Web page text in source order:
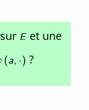
sur
et une
?